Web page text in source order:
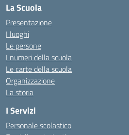
La Scuola
Presentazione
I luoghi
Le persone
I numeri della scuola
Le carte della scuola
Organizzazione
La storia
I Servizi
Personale scolastico